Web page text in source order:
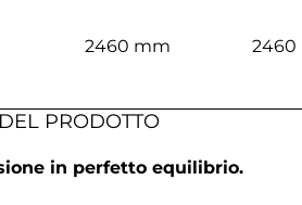
2460 mm 2460
PRODOTTO
in perfetto equilibrio.